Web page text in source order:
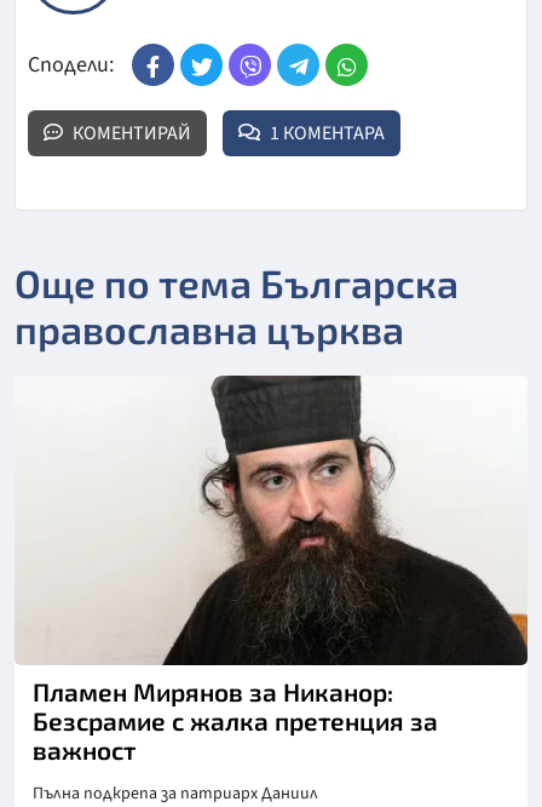
Сподели:
КОМЕНТИРАЙ 1 КОМЕНТАРА
Още по тема Българска
православна църква
Пламен Мирянов за Никанор:
Безсрамие с жалка претенция за
важност
Пълна подкрепа за патриарх Даниил